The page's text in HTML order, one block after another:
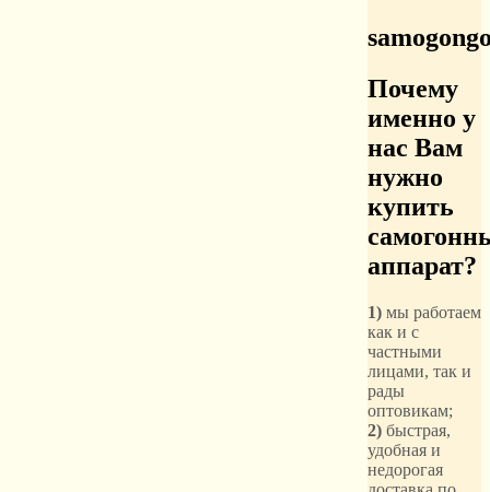
Почему
именно у
нас Вам
нужно
купить
аппарат?
1) мы работаем
как и с
частными
лицами, так и
рады
оптовикам;
2) быстрая,
удобная и
недорогая